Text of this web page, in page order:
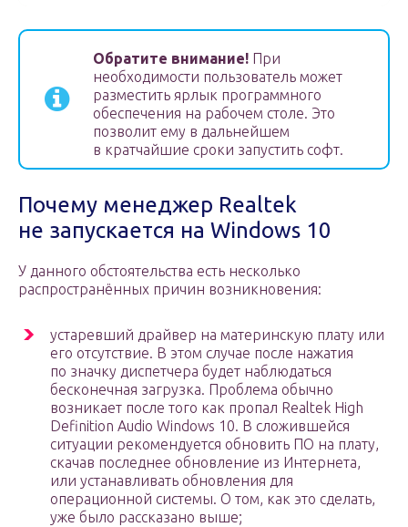
Обратите внимание! При
необходимости пользователь может
разместить ярлык программного
обеспечения на рабочем столе. Это
позволит ему в дальнейшем
в кратчайшие сроки запустить софт.
Почему менеджер Realtek
не запускается на Windows 10
У данного обстоятельства есть несколько
распространённых причин возникновения:
устаревший драйвер на материнскую плату или
его отсутствие. В этом случае после нажатия
по значку диспетчера будет наблюдаться
бесконечная загрузка. Проблема обычно
возникает после того как пропал Realtek High
Definition Audio Windows 10. В сложившейся
ситуации рекомендуется обновить ПО на плату,
скачав последнее обновление из Интернета,
или устанавливать обновления для
операционной системы. О том, как это сделать,
уже было рассказано выше;